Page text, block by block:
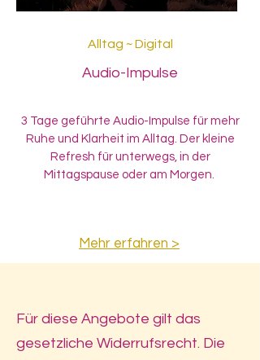
Alltag ~ Digital
Audio-Impulse
3 Tage geführte Audio-Impulse für mehr
Ruhe und Klarheit im Alltag. Der kleine
Refresh für unterwegs, in der
Mittagspause oder am Morgen.
Mehr erfahren >
Für diese Angebote gilt das
gesetzliche Widerrufsrecht. Die